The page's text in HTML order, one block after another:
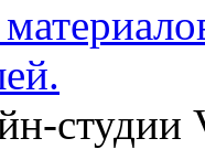
студии